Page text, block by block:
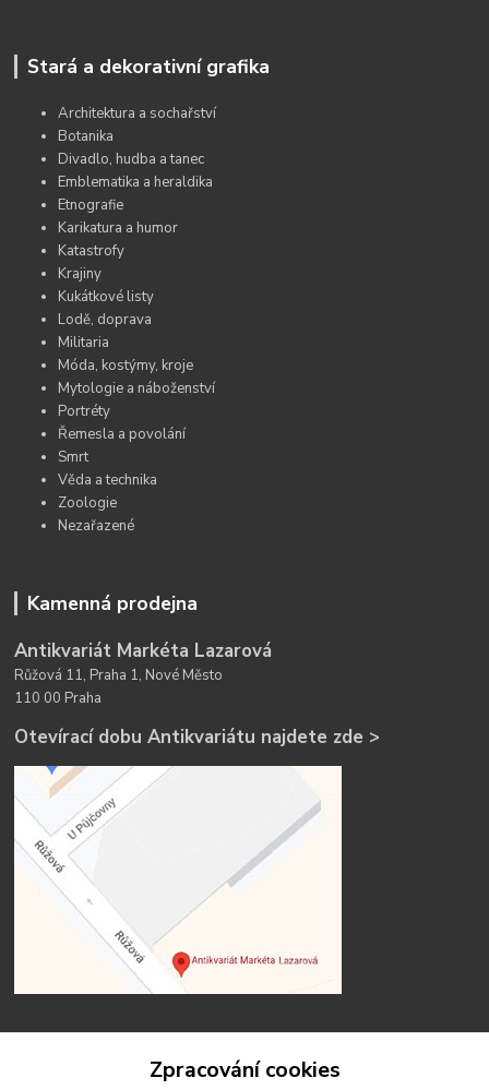
Stará a dekorativní grafika
Architektura a sochařství
Botanika
Divadlo, hudba a tanec
Emblematika a heraldika
Etnografie
Karikatura a humor
Katastrofy
Krajiny
Kukátkové listy
Lodě, doprava
Militaria
Móda, kostýmy, kroje
Mytologie a náboženství
Portréty
Řemesla a povolání
Smrt
Věda a technika
Zoologie
Nezařazené
Kamenná prodejna
Antikvariát Markéta Lazarová
Růžová 11, Praha 1, Nové Město
110 00 Praha
Otevírací dobu Antikvariátu najdete zde >
Zpracování cookies